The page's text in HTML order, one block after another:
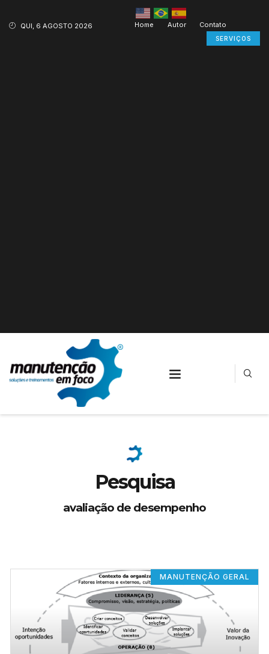
QUI, 6 AGOSTO 2026 Home Autor Contato
SERVIÇOS
Pesquisa
avaliação de desempenho
MANUTENÇÃO GERAL